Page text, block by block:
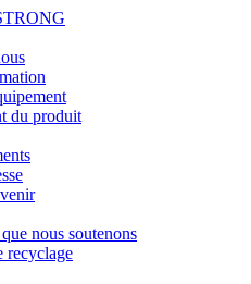
du produit
nous soutenons
recyclage